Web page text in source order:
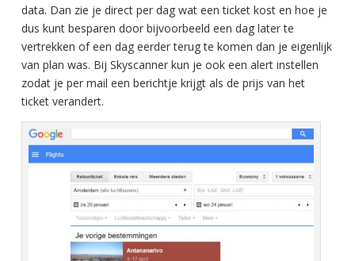
data. Dan zie je direct per dag wat een ticket kost en hoe je
dus kunt besparen door bijvoorbeeld een dag later te
vertrekken of een dag eerder terug te komen dan je eigenlijk
van plan was. Bij Skyscanner kun je ook een alert instellen
zodat je per mail een berichtje krijgt als de prijs van het
ticket verandert.